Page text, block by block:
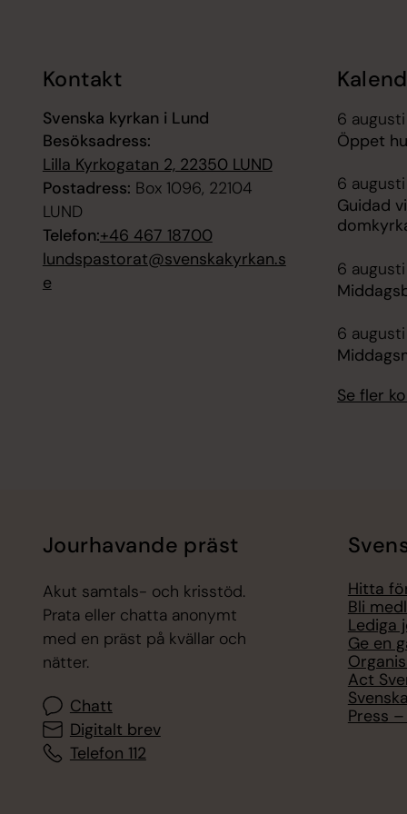
Kontakt
Svenska kyrkan i Lund
Besöksadress:
Lilla Kyrkogatan 2, 22350 LUND
Postadress: Box 1096, 22104
LUND
Telefon:+46 467 18700
lundspastorat@svenskakyrkan.s
e
6
Öppet
6 augusti
Guidad
6 augusti
6 augusti
Se fler
Jourhavande präst
Akut samtals- och krisstöd.
Prata eller chatta anonymt
med en präst på kvällar och
nätter.
Chatt
Digitalt brev
Telefon 112
Hitta
Bli
Lediga
Ge en
Act
Press